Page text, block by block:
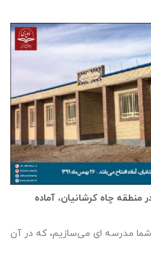
در منطقه چاه کرشانیان، آماده
شما مدرسه ای می‌سازیم، که در آن